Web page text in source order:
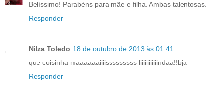
Belíssimo! Parabéns para mãe e filha. Ambas talentosas.
Responder
Nilza Toledo 18 de outubro de 2013 às 01:41
que coisinha maaaaaaiiiisssssssss liiiiiiiiiiiindaa!!bja
Responder